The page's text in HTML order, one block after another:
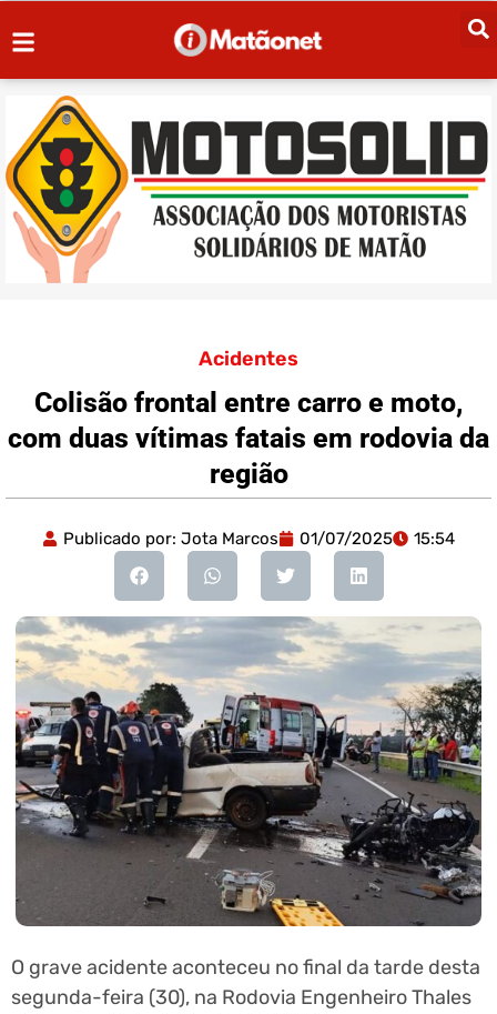
Acidentes
Colisão frontal entre carro e moto,
com duas vítimas fatais em rodovia da
região
Publicado por: Jota Marcos 01/07/2025 15:54
O grave acidente aconteceu no final da tarde desta
segunda-feira (30), na Rodovia Engenheiro Thales